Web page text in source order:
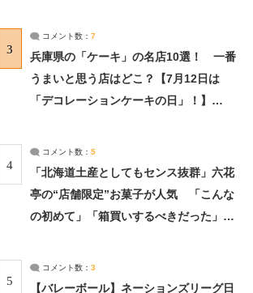
3
コメント数： 7
兵庫県の「ケーキ」の名店10選！ 一番
うまいと思う店はどこ？【7月12日は
「デコレーションケーキの日」！】
4
コメント数： 5
「北海道土産としてもセンス抜群」六花
亭の“店舗限定”お菓子が人気 「こんな
の初めて」「箱買いするべきだった」
5
コメント数： 3
【バレーボール】ネーションズリーグ日